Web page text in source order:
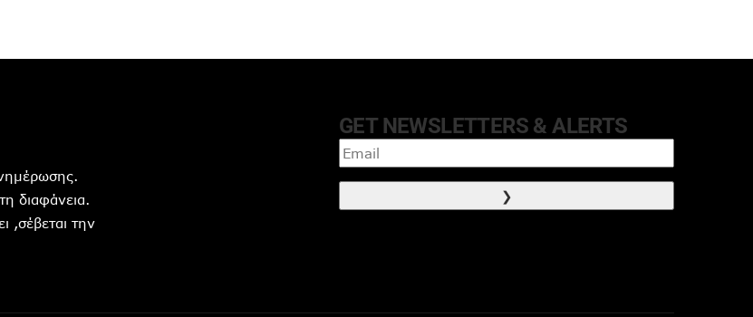
διαφάνεια.
,σέβεται την
GET NEWSLETTERS & ALERTS